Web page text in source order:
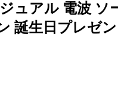
ュアル 電波 ソ
誕生日プレゼ